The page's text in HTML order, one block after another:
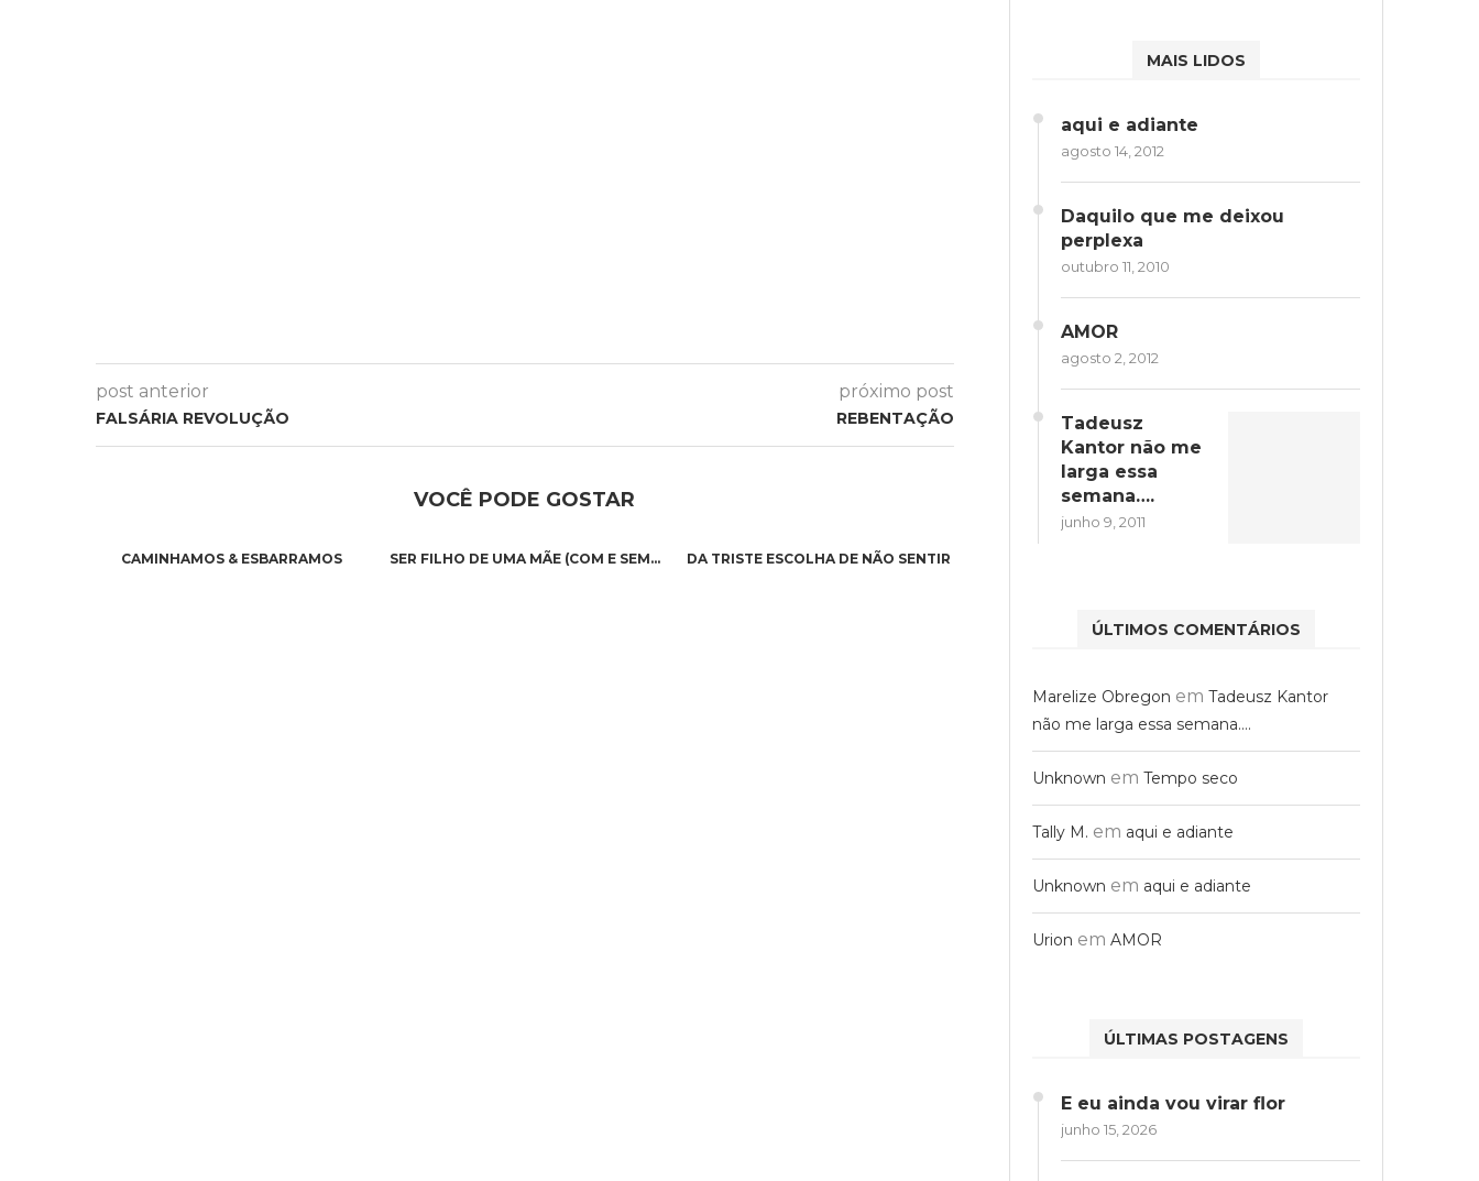
post anterior
FALSÁRIA REVOLUÇÃO
próximo post
REBENTAÇÃO
VOCÊ PODE GOSTAR
CAMINHAMOS & ESBARRAMOS SER FILHO DE UMA MÃE (COM E SEM... DA TRISTE ESCOLHA DE NÃO SENTIR
MAIS LIDOS
aqui e adiante
agosto 14, 2012
Daquilo que me deixou
perplexa
outubro 11, 2010
AMOR
agosto 2, 2012
Tadeusz
Kantor não me
larga essa
semana….
junho 9, 2011
ÚLTIMOS COMENTÁRIOS
Marelize Obregon em Tadeusz Kantor
não me larga essa semana….
Unknown em Tempo seco
Tally M. em aqui e adiante
Unknown em aqui e adiante
Urion em AMOR
ÚLTIMAS POSTAGENS
E eu ainda vou virar flor
junho 15, 2026